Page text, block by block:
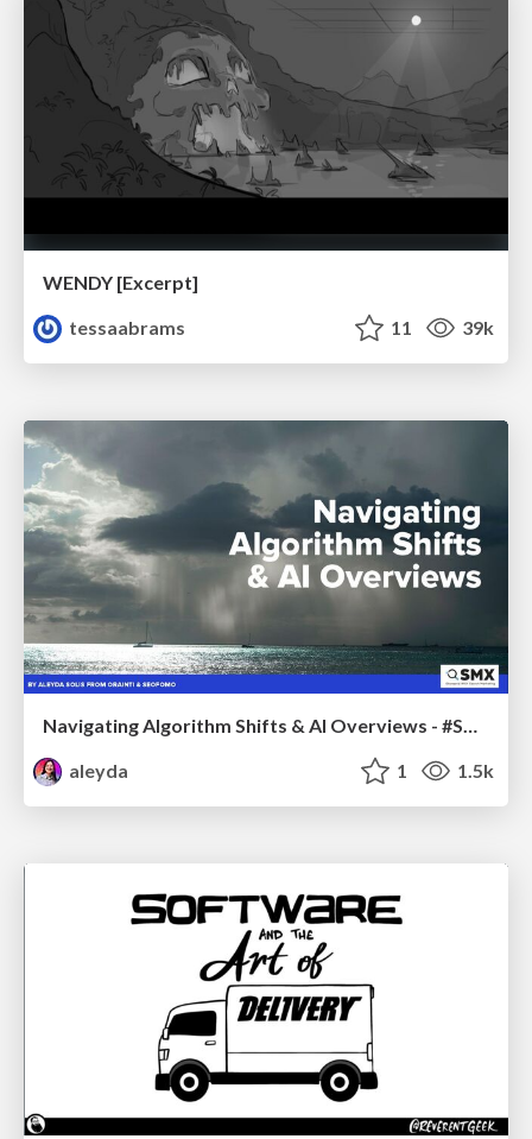
WENDY [Excerpt]
tessaabrams
11 39k
aleyda
1 1.5k